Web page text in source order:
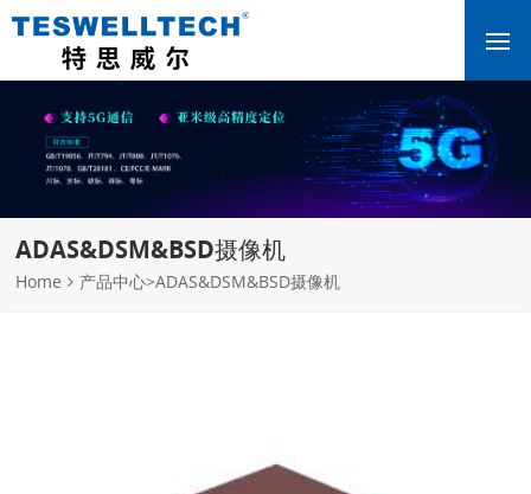
ADAS&DSM&BSD摄像机
Home 产品中心>ADAS&DSM&BSD摄像机